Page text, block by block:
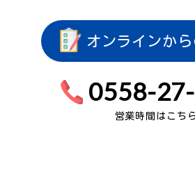
オンラインか
0558-
営業時間はこち